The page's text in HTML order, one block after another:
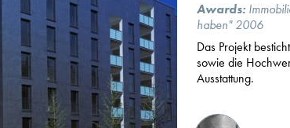
Awards:
haben" 2006
Das Projekt
sowie die
Ausstattung.